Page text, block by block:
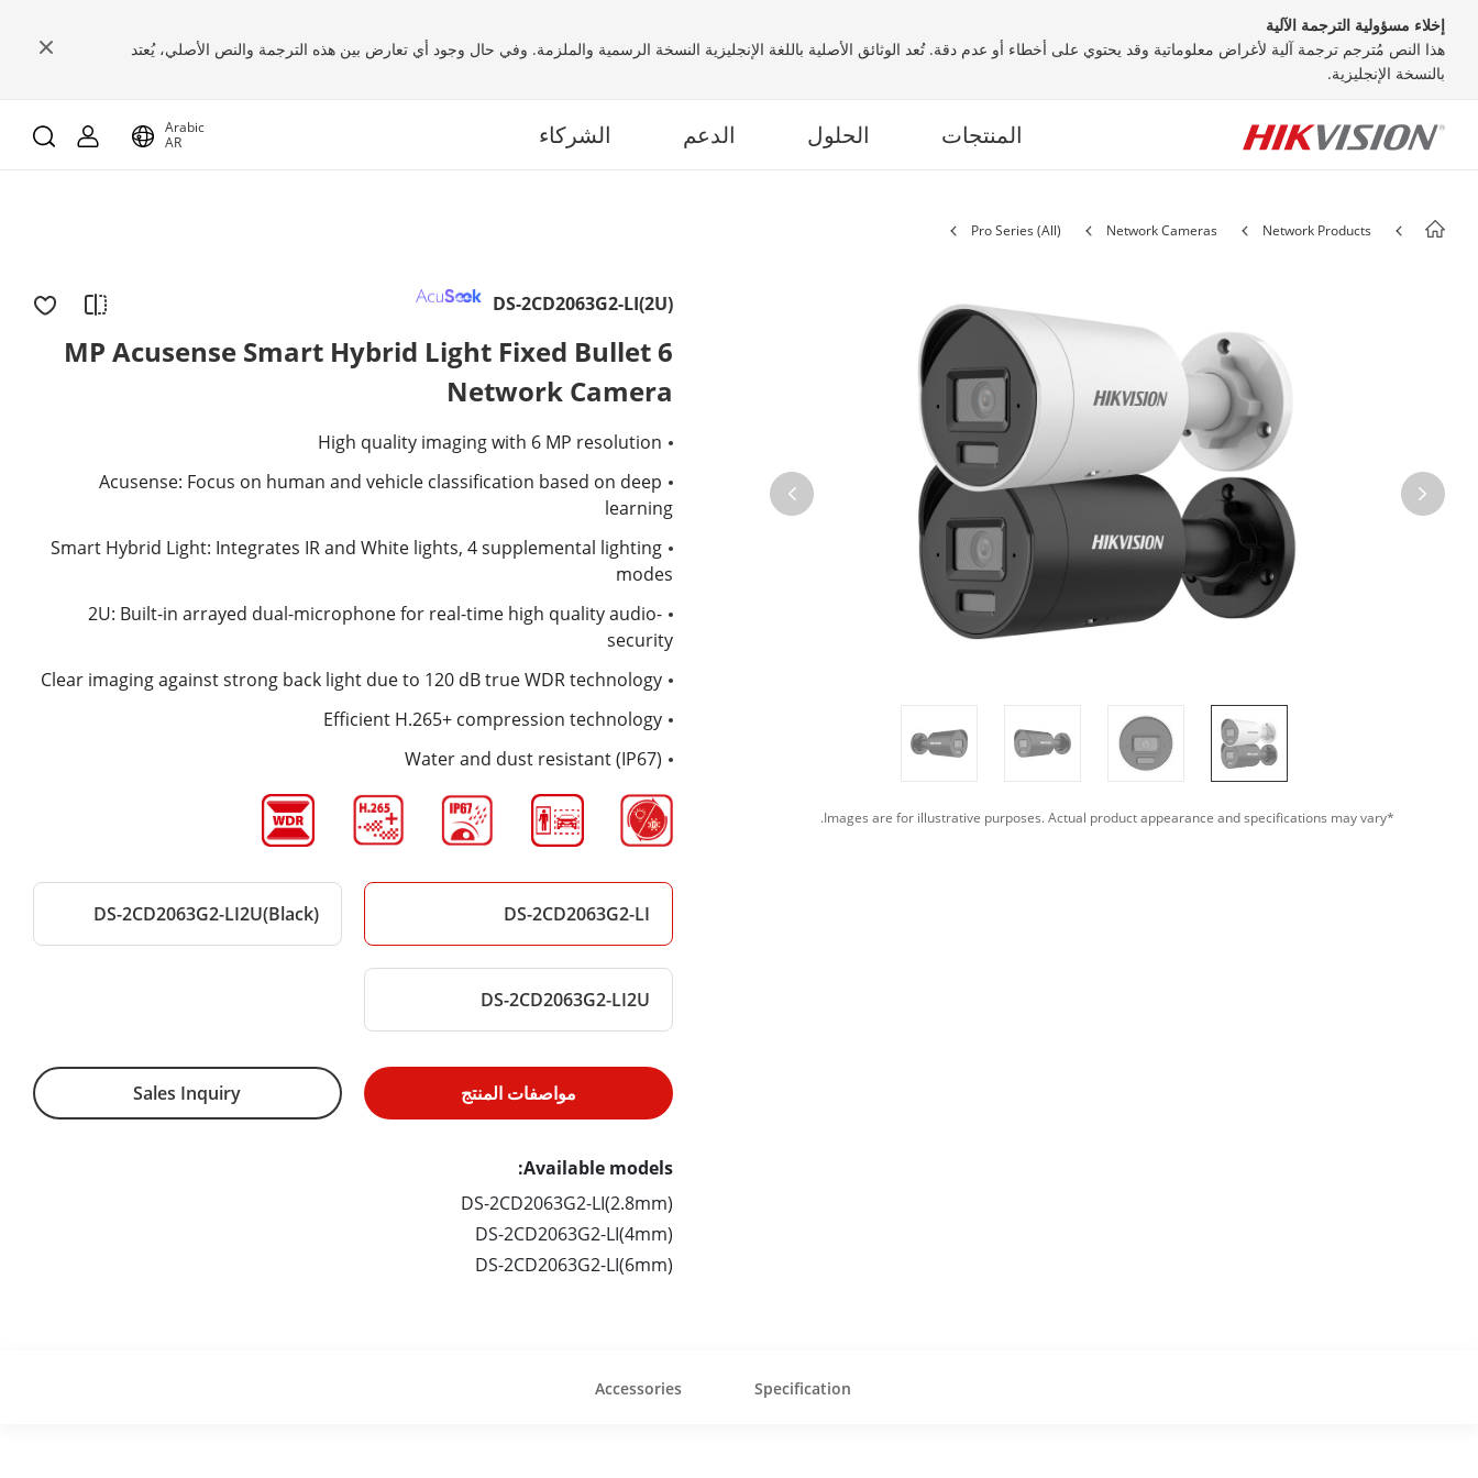
إخلاء مسؤولية الترجمة الآلية
هذا النص مُترجم ترجمة آلية لأغراض معلوماتية وقد يحتوي على أخطاء أو عدم دقة. تُعد الوثائق الأصلية باللغة الإنجليزية النسخة الرسمية والملزمة. وفي حال وجود أي تعارض بين هذه الترجمة والنص الأصلي، يُعتد
بالنسخة الإنجليزية.
المنتجات الحلول الدعم الشركاء
Arabic
AR
Network Products
Network Cameras
Pro Series (All)
*Images are for illustrative purposes. Actual product appearance and specifications may vary.
DS-2CD2063G2-LI(2U)
6 MP Acusense Smart Hybrid Light Fixed Bullet
Network Camera
High quality imaging with 6 MP resolution
Acusense: Focus on human and vehicle classification based on deep
learning
Smart Hybrid Light: Integrates IR and White lights, 4 supplemental lighting
modes
-2U: Built-in arrayed dual-microphone for real-time high quality audio
security
Clear imaging against strong back light due to 120 dB true WDR technology
Efficient H.265+ compression technology
Water and dust resistant (IP67)
DS-2CD2063G2-LI
DS-2CD2063G2-LI2U(Black)
DS-2CD2063G2-LI2U
مواصفات المنتج Sales Inquiry
Available models:
DS-2CD2063G2-LI(2.8mm)
DS-2CD2063G2-LI(4mm)
DS-2CD2063G2-LI(6mm)
Specification
Accessories